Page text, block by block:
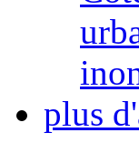
plus